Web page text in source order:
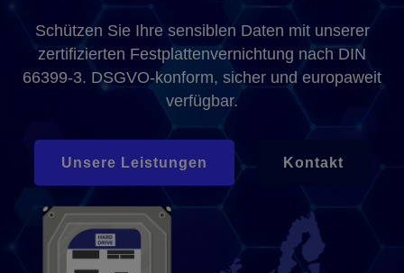
Schützen Sie Ihre sensiblen Daten mit unserer
zertifizierten Festplattenvernichtung nach DIN
66399-3. DSGVO-konform, sicher und europaweit
verfügbar.
Unsere Leistungen Kontakt